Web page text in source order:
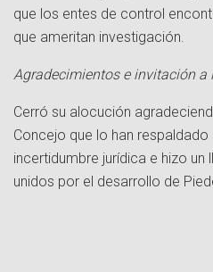
que los entes de control
que ameritan investigación.
Agradecimientos e invitación a
Cerró su alocución
Concejo que lo han
incertidumbre jurídica e hizo
unidos por el desarrollo de